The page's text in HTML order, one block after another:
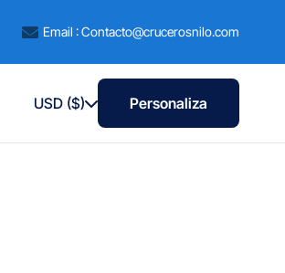
Email : Contacto@crucerosnilo.com
USD ($) Personaliza